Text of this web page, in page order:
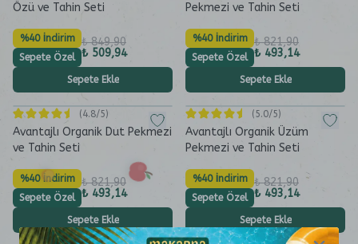
Özü ve Tahin Seti
%40 İndirim
Sepete Özel
₺ 849,90
₺ 509,94
Sepete Ekle
Pekmezi ve Tahin Seti
%40 İndirim
Sepete Özel
₺ 821,90
₺ 493,14
Sepete Ekle
(4.8/5)
Avantajlı Organik Dut Pekmezi
ve Tahin Seti
%40 İndirim
Sepete Özel
₺ 821,90
₺ 493,14
Sepete Ekle
(5.0/5)
Avantajlı Organik Üzüm
Pekmezi ve Tahin Seti
%40 İndirim
Sepete Özel
₺ 821,90
₺ 493,14
Sepete Ekle